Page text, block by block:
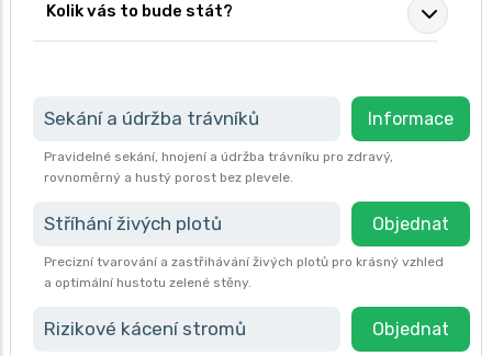
Kolik vás to bude stát?
Sekání a údržba trávníků Informace
Pravidelné sekání, hnojení a údržba trávníku pro zdravý,
rovnoměrný a hustý porost bez plevele.
Stříhání živých plotů Objednat
Precizní tvarování a zastřihávání živých plotů pro krásný vzhled
a optimální hustotu zelené stěny.
Rizikové kácení stromů Objednat